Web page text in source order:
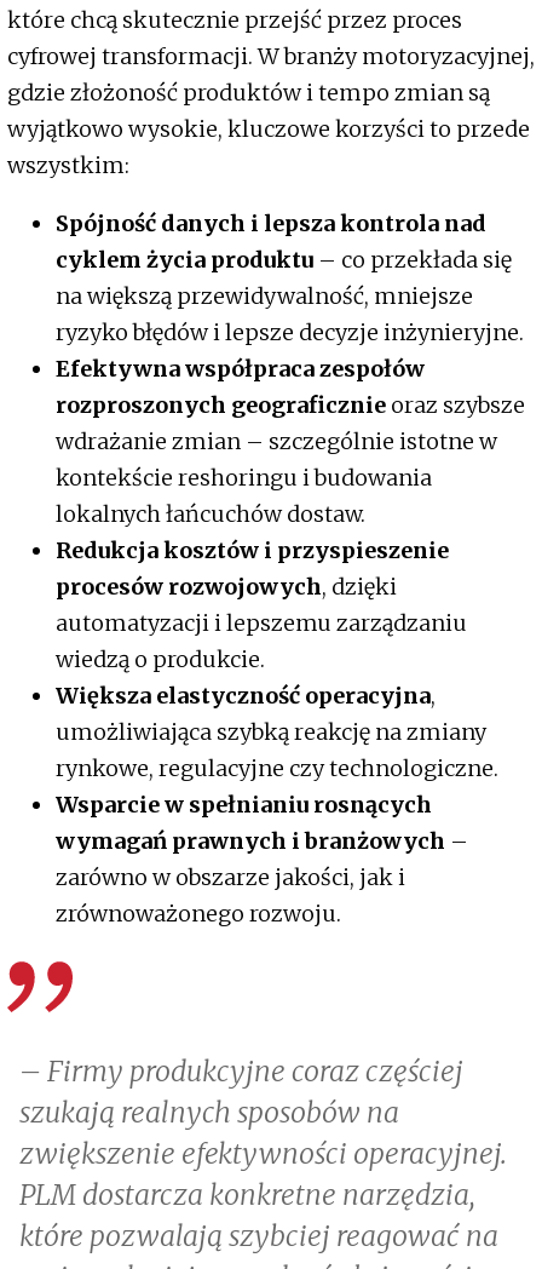
które chcą skutecznie przejść przez proces
cyfrowej transformacji. W branży motoryzacyjnej,
gdzie złożoność produktów i tempo zmian są
wyjątkowo wysokie, kluczowe korzyści to przede
wszystkim:
Spójność danych i lepsza kontrola nad
cyklem życia produktu – co przekłada się
na większą przewidywalność, mniejsze
ryzyko błędów i lepsze decyzje inżynieryjne.
Efektywna współpraca zespołów
rozproszonych geograficznie oraz szybsze
wdrażanie zmian – szczególnie istotne w
kontekście reshoringu i budowania
lokalnych łańcuchów dostaw.
Redukcja kosztów i przyspieszenie
procesów rozwojowych, dzięki
automatyzacji i lepszemu zarządzaniu
wiedzą o produkcie.
Większa elastyczność operacyjna,
umożliwiająca szybką reakcję na zmiany
rynkowe, regulacyjne czy technologiczne.
Wsparcie w spełnianiu rosnących
wymagań prawnych i branżowych –
zarówno w obszarze jakości, jak i
zrównoważonego rozwoju.
– Firmy produkcyjne coraz częściej
szukają realnych sposobów na
zwiększenie efektywności operacyjnej.
PLM dostarcza konkretne narzędzia,
które pozwalają szybciej reagować na